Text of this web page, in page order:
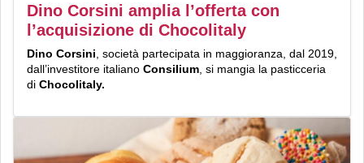
Dino Corsini amplia l’offerta con
l’acquisizione di Chocolitaly
Dino Corsini , società partecipata in maggioranza, dal 2019,
dall’investitore italiano Consilium , si mangia la pasticceria
di Chocolitaly.